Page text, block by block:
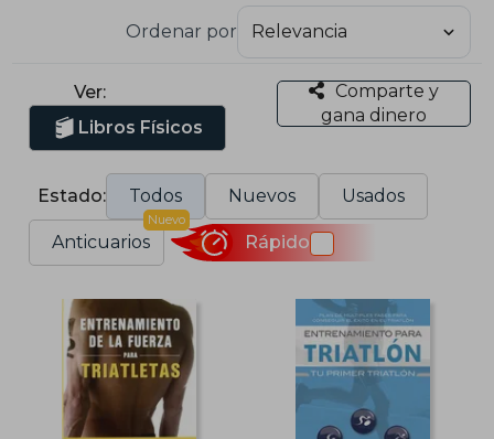
Ordenar por
Ver:
Libros Físicos
Comparte y
gana dinero
Estado: Todos Nuevos Usados
Anticuarios
Nuevo
Rápido